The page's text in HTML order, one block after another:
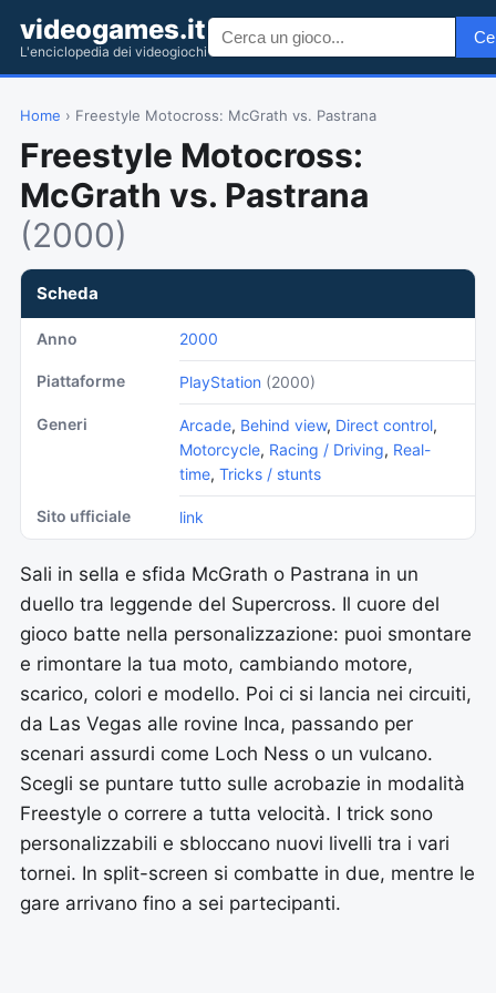
videogames.it
L'enciclopedia dei videogiochi
Home › Freestyle Motocross: McGrath vs. Pastrana
Freestyle Motocross:
McGrath vs. Pastrana
(2000)
Scheda
Anno 2000
Piattaforme PlayStation (2000)
Generi Arcade, Behind view, Direct control,
Motorcycle, Racing / Driving, Real-
time, Tricks / stunts
Sito ufficiale link
Sali in sella e sfida McGrath o Pastrana in un
duello tra leggende del Supercross. Il cuore del
gioco batte nella personalizzazione: puoi smontare
e rimontare la tua moto, cambiando motore,
scarico, colori e modello. Poi ci si lancia nei circuiti,
da Las Vegas alle rovine Inca, passando per
scenari assurdi come Loch Ness o un vulcano.
Scegli se puntare tutto sulle acrobazie in modalità
Freestyle o correre a tutta velocità. I trick sono
personalizzabili e sbloccano nuovi livelli tra i vari
tornei. In split-screen si combatte in due, mentre le
gare arrivano fino a sei partecipanti.